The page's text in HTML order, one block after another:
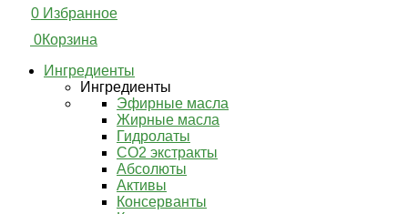
0 Избранное
0Корзина
Ингредиенты
Ингредиенты
Эфирные масла
Жирные масла
Гидролаты
СО2 экстракты
Абсолюты
Активы
Консерванты